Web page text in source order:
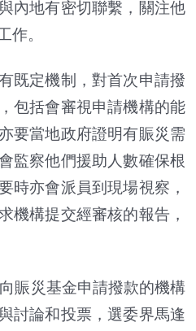
內地有密切聯繫，關注他
作。
既定機制，對首次申請撥
包括會審視申請機構的能
要當地政府證明有賑災需
監察他們援助人數確保根
時亦會派員到現場視察，
機構提交經審核的報告，
賑災基金申請撥款的機構
討論和投票，選委界馬逢